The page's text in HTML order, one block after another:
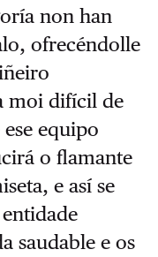
non han
ofrecéndolle
moi difícil de
equipo
o flamante
e así se
saudable e os